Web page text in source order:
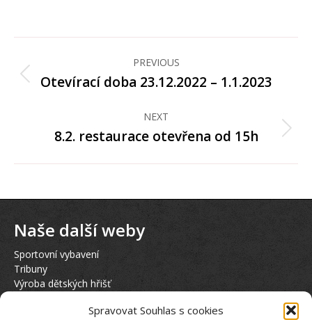
Spravovat Souhlas s cookies
Facebook
Post
navigation
PREVIOUS
Previous
Otevírací doba 23.12.2022 – 1.1.2023
NEXT
Next
8.2. restaurace otevřena od 15h
Naše další weby
Sportovní vybavení
Tribuny
Výroba dětských hřišť
Půjčovna elektrokol KTM